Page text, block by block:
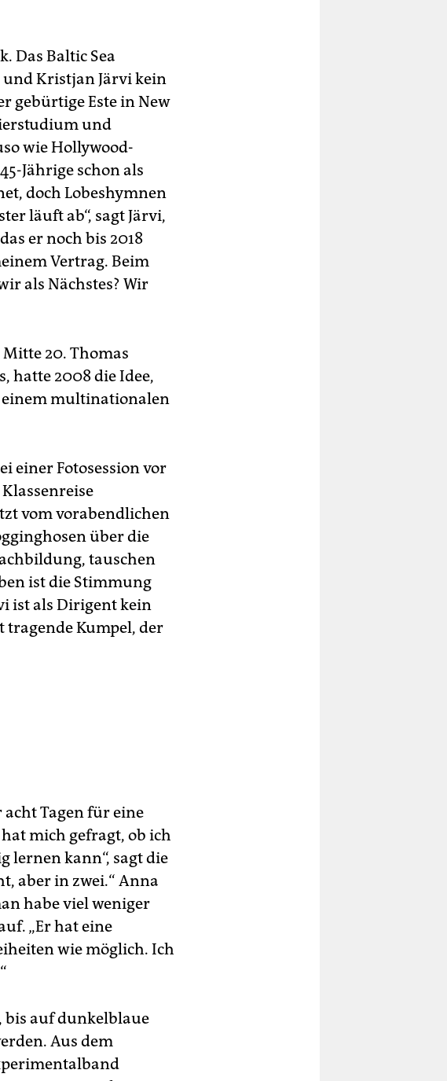
Das Baltic Sea
Kristjan Järvi kein
gebürtige Este in New
und
wie Hollywood-
Jährige schon als
doch Lobeshymnen
läuft ab“, sagt Järvi,
er noch bis 2018
Vertrag. Beim
als Nächstes? Wir
20. Thomas
hatte 2008 die Idee,
einem multinationalen
einer Fotosession vor
vom vorabendlichen
über die
tauschen
ist die Stimmung
ist als Dirigent kein
tragende Kumpel, der
Tagen für eine
mich gefragt, ob ich
lernen kann“, sagt die
aber in zwei.“ Anna
habe viel weniger
„Er hat eine
wie möglich. Ich
bis auf dunkelblaue
Aus dem